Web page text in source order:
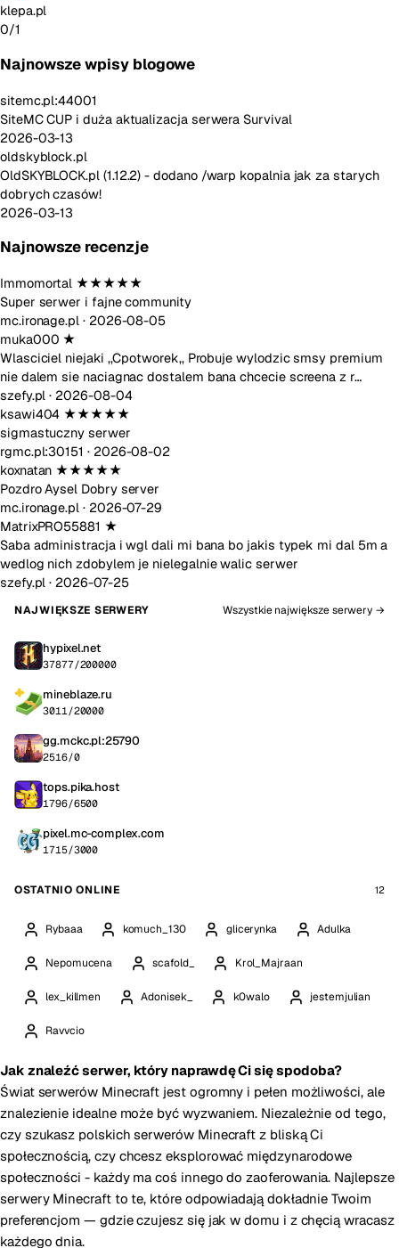
klepa.pl
0/1
Najnowsze wpisy blogowe
sitemc.pl:44001
SiteMC CUP i duża aktualizacja serwera Survival
2026-03-13
oldskyblock.pl
OldSKYBLOCK.pl (1.12.2) - dodano /warp kopalnia jak za starych
dobrych czasów!
2026-03-13
Najnowsze recenzje
Immomortal ★★★★★
Super serwer i fajne community
mc.ironage.pl · 2026-08-05
muka000 ★
Wlasciciel niejaki ,,Cpotworek,, Probuje wylodzic smsy premium
nie dalem sie naciagnac dostalem bana chcecie screena z r…
szefy.pl · 2026-08-04
ksawi404 ★★★★★
sigmastuczny serwer
rgmc.pl:30151 · 2026-08-02
koxnatan ★★★★★
Pozdro Aysel Dobry server
mc.ironage.pl · 2026-07-29
MatrixPRO55881 ★
Saba administracja i wgl dali mi bana bo jakis typek mi dal 5m a
wedlog nich zdobylem je nielegalnie walic serwer
szefy.pl · 2026-07-25
NAJWIĘKSZE SERWERY Wszystkie największe serwery →
hypixel.net
37877/200000
mineblaze.ru
3011/20000
gg.mckc.pl:25790
2516/0
tops.pika.host
1796/6500
pixel.mc-complex.com
1715/3000
OSTATNIO ONLINE 12
Rybaaa komuch_130 glicerynka Adulka
Nepomucena scafold_ Krol_Majraan
lex_killmen Adonisek_ k0walo jestemjulian
Ravvcio
Jak znaleźć serwer, który naprawdę Ci się spodoba?
Świat serwerów Minecraft jest ogromny i pełen możliwości, ale
znalezienie idealne może być wyzwaniem. Niezależnie od tego,
czy szukasz polskich serwerów Minecraft z bliską Ci
społecznością, czy chcesz eksplorować międzynarodowe
społeczności - każdy ma coś innego do zaoferowania. Najlepsze
serwery Minecraft to te, które odpowiadają dokładnie Twoim
preferencjom — gdzie czujesz się jak w domu i z chęcią wracasz
każdego dnia.